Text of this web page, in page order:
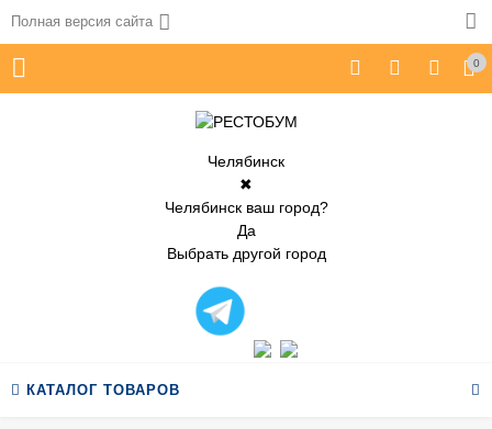
Полная версия сайта
0
Челябинск
✖
Челябинск ваш город?
Да
Выбрать другой город
КАТАЛОГ ТОВАРОВ